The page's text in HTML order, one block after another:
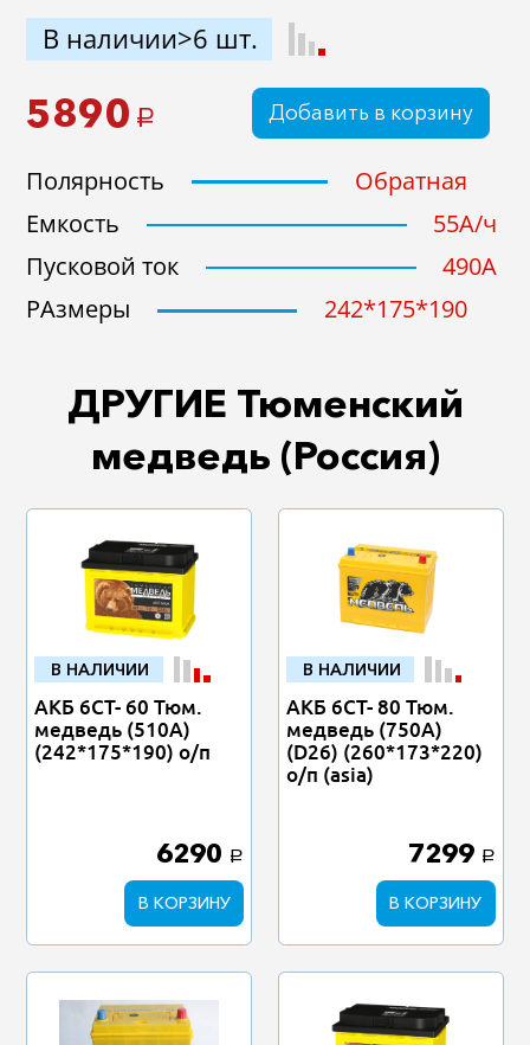
В наличии>6 шт.
5890 a Добавить в корзину
Полярность
Обратная
Емкость
55A/ч
Пусковой ток
490A
РАзмеры
242*175*190
ДРУГИЕ Тюменский
медведь (Россия)
В НАЛИЧИИ
АКБ 6СТ- 60 Тюм.
медведь (510А)
(242*175*190) о/п
6290 a
В КОРЗИНУ
В НАЛИЧИИ
АКБ 6СТ- 80 Тюм.
медведь (750А)
(D26) (260*173*220)
о/п (asia)
7299 a
В КОРЗИНУ